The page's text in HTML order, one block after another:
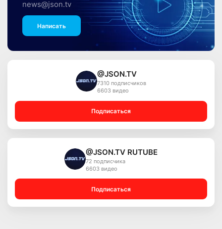
news@json.tv
Написать
@JSON.TV
7310 подписчиков
6603 видео
Подписаться
@JSON.TV RUTUBE
72 подписчика
6603 видео
Подписаться